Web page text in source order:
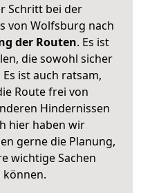
Schritt bei der
von Wolfsburg nach
der Routen. Es ist
die sowohl sicher
ist auch ratsam,
Route frei von
Hindernissen
hier haben wir
gerne die Planung,
wichtige Sachen